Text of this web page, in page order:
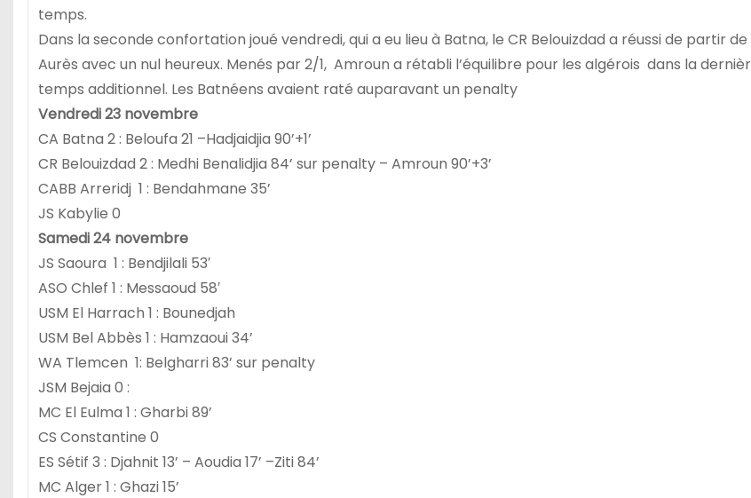
temps.
Dans la seconde confortation joué vendredi, qui a eu lieu à Batna, le CR Belouizdad a réussi de partir
Aurès avec un nul heureux. Menés par 2/1, Amroun a rétabli l’équilibre pour les algérois dans la
temps additionnel. Les Batnéens avaient raté auparavant un penalty
Vendredi 23 novembre
CA Batna 2 : Beloufa 21 –Hadjaidjia 90’+1’
CR Belouizdad 2 : Medhi Benalidjia 84’ sur penalty – Amroun 90’+3’
CABB Arreridj 1 : Bendahmane 35’
JS Kabylie 0
Samedi 24 novembre
JS Saoura 1 : Bendjilali 53′
ASO Chlef 1 : Messaoud 58′
USM El Harrach 1 : Bounedjah
USM Bel Abbès 1 : Hamzaoui 34’
WA Tlemcen 1: Belgharri 83’ sur penalty
JSM Bejaia 0 :
MC El Eulma 1 : Gharbi 89’
CS Constantine 0
ES Sétif 3 : Djahnit 13’ – Aoudia 17’ –Ziti 84’
MC Alger 1 : Ghazi 15’